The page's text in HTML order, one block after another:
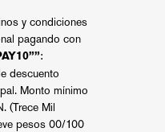
y condiciones
pagando con
:
descuento
Monto mínimo
(Trece Mil
pesos 00/100